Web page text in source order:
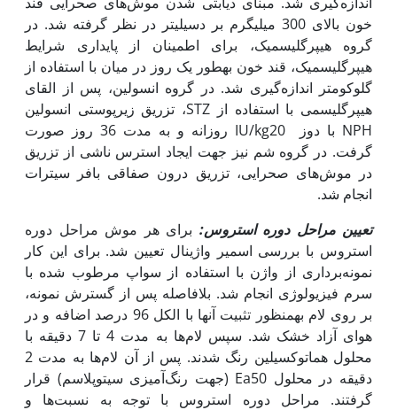
خون بالای 300 میلی‎گرم بر دسی‏لیتر در نظر گرفته شد. در
گروه هیپرگلیسمیک، برای اطمینان از پایداری شرایط
هیپرگلیسمیک، قند خون به‎طور یک روز در میان با استفاده از
گلوکومتر اندازه‌گیری شد. در گروه انسولین، پس از القای
هیپرگلیسمی با استفاده از STZ، تزریق زیرپوستی انسولین
NPH با دوز IU/kg20 روزانه و به مدت 36 روز صورت
گرفت. در گروه شم نیز جهت ایجاد استرس ناشی از تزریق
در موش‌های صحرایی، تزریق درون‌ صفاقی بافر سیترات
انجام شد.
تعیین مراحل دوره استروس: برای هر موش مراحل دوره
استروس با بررسی اسمیر واژینال تعیین شد. برای این کار
نمونه‌برداری از واژن با استفاده از سواپ مرطوب شده با
سرم فیزیولوژی انجام شد. بلافاصله پس از گسترش نمونه،
بر روی لام به‎منظور تثبیت آن‎ها با الکل 96 درصد اضافه و در
هوای آزاد خشک شد. سپس لام‌ها به مدت 4 تا 7 دقیقه با
محلول هماتوکسیلین رنگ شدند. پس از آن لام‌ها به مدت 2
دقیقه در محلول Ea50 (جهت رنگ‌آمیزی سیتوپلاسم) قرار
گرفتند. مراحل دوره استروس با توجه به نسبت‌ها و